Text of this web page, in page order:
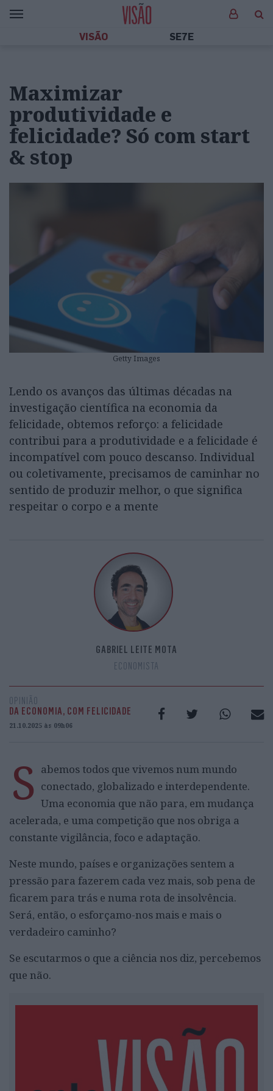
VISÃO SE7E
Maximizar
produtividade e
felicidade? Só com start
& stop
Getty Images
Lendo os avanços das últimas décadas na
investigação científica na economia da
felicidade, obtemos reforço: a felicidade
contribui para a produtividade e a felicidade é
incompatível com pouco descanso. Individual
ou coletivamente, precisamos de caminhar no
sentido de produzir melhor, o que significa
respeitar o corpo e a mente
GABRIEL LEITE MOTA
ECONOMISTA
OPINIÃO
DA ECONOMIA, COM FELICIDADE
21.10.2025 às 09h06
S abemos todos que vivemos num mundo
conectado, globalizado e interdependente.
Uma economia que não para, em mudança
acelerada, e uma competição que nos obriga a
constante vigilância, foco e adaptação.
Neste mundo, países e organizações sentem a
pressão para fazerem cada vez mais, sob pena de
ficarem para trás e numa rota de insolvência.
Será, então, o esforçamo-nos mais e mais o
verdadeiro caminho?
Se escutarmos o que a ciência nos diz, percebemos
que não.